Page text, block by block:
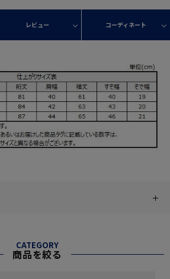
レビュー コーディネート
CATEGORY
商品を絞る